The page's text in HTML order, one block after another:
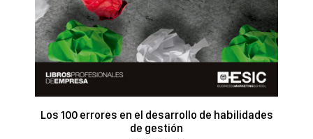
Los 100 errores en el desarrollo de habilidades
de gestión